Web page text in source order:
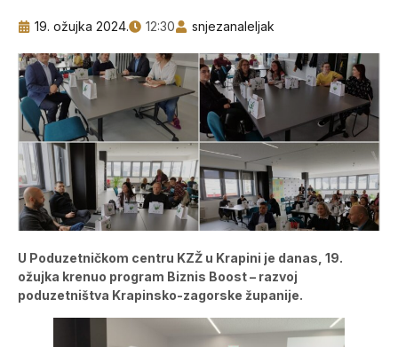
19. ožujka 2024. 12:30 snjezanaleljak
U Poduzetničkom centru KZŽ u Krapini je danas, 19.
ožujka krenuo program Biznis Boost – razvoj
poduzetništva Krapinsko-zagorske županije.